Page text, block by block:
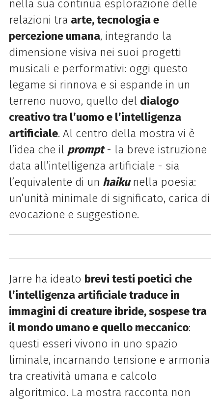
nella sua continua esplorazione delle
relazioni tra arte, tecnologia e
percezione umana, integrando la
dimensione visiva nei suoi progetti
musicali e performativi: oggi questo
legame si rinnova e si espande in un
terreno nuovo, quello del dialogo
creativo tra l’uomo e l’intelligenza
artificiale. Al centro della mostra vi è
l’idea che il prompt- la breve istruzione
data all’intelligenza artificiale - sia
l’equivalente di un haikunella poesia:
un’unità minimale di significato, carica di
evocazione e suggestione.
Jarre ha ideato brevi testi poetici che
l’intelligenza artificiale traduce in
immagini di creature ibride, sospesetra
il mondo umano e quello meccanico:
questi esseri vivono in uno spazio
liminale, incarnando tensione e armonia
tra creatività umana e calcolo
algoritmico. La mostra racconta non